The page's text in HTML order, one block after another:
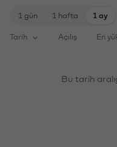
1 gün 1 hafta 1 ay
Tarih Açılış En
Bu tarih